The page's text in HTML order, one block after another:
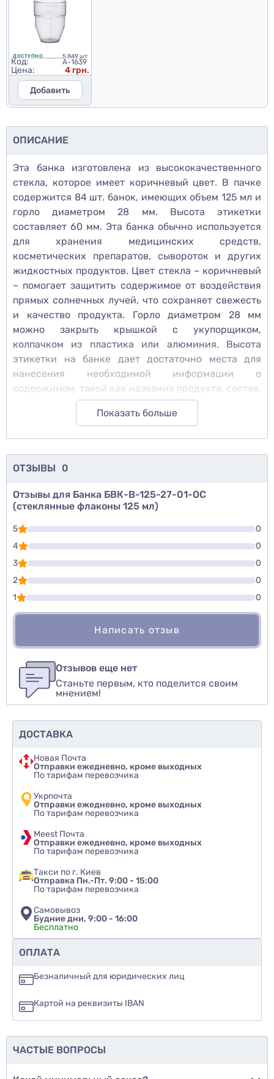
ДОСТУПНО 5 849 шт
Код: A-1639
Цена:
4 грн.
Добавить
ОПИСАНИЕ
Эта банка изготовлена из высококачественного
стекла, которое имеет коричневый цвет. В пачке
содержится 84 шт. банок, имеющих объем 125 мл и
горло диаметром 28 мм. Высота этикетки
составляет 60 мм. Эта банка обычно используется
для хранения медицинских средств,
косметических препаратов, сывороток и других
жидкостных продуктов. Цвет стекла – коричневый
– помогает защитить содержимое от воздействия
прямых солнечных лучей, что сохраняет свежесть
и качество продукта. Горло диаметром 28 мм
можно закрыть крышкой с укупорщиком,
колпачком из пластика или алюминия. Высота
этикетки на банке дает достаточно места для
нанесения необходимой информации о
содержимом, такой как название продукта, состав,
дата производства и т.п.
Показать больше
ОТЗЫВЫ 0
Отзывы для Банка БВК-В-125-27-01-ОС
(стеклянные флаконы 125 мл)
5
0
4
0
3
0
2
0
1
0
Написать отзыв
авторизуйтесь иливойдите
Оценить товар
Рекомендуете ли вы этот товар
да
еще не знаю
Отзывов еще нет
Станьте первым, кто поделится своим
мнением!
ДОСТАВКА
Новая Почта
Отправки ежедневно, кроме выходных
По тарифам перевозчика
Укрпочта
Отправки ежедневно, кроме выходных
По тарифам перевозчика
Meest Почта
Отправки ежедневно, кроме выходных
По тарифам перевозчика
Такси по г. Киев
Отправка Пн.-Пт. 9:00 - 15:00
По тарифам перевозчика
Самовывоз
Будние дни, 9:00 - 16:00
Бесплатно
ОПЛАТА
Безналичный для юридических лиц
Картой на реквизиты IBAN
ЧАСТЫЕ ВОПРОСЫ